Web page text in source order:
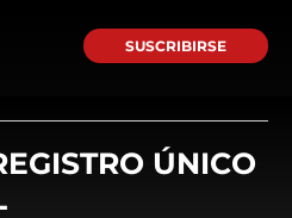
SUSCRIBIRSE
ÚNICO